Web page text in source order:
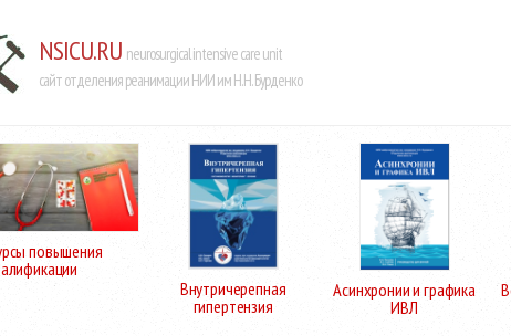
NSICU.RU neurosurgical intensive care unit
сайт отделения реанимации НИИ им Н.Н. Бурденко
повышения
Внутричерепная
гипертензия
Асинхронии и графика
ИВЛ